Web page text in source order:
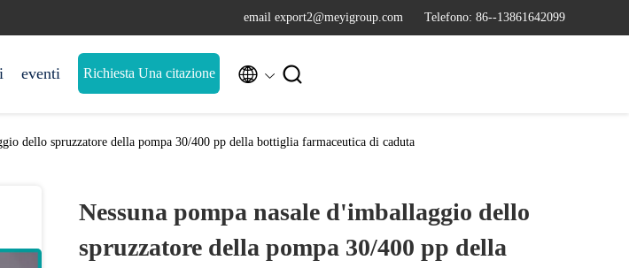
email export2@meyigroup.com Telefono: 86--13861642099
eventi Richiesta Una citazione  
dello spruzzatore della pompa 30/400 pp della bottiglia farmaceutica di caduta
Nessuna pompa nasale d'imballaggio dello
spruzzatore della pompa 30/400 pp della